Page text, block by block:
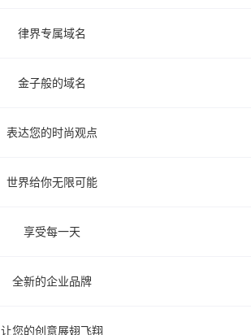
律界专属域名
金子般的域名
表达您的时尚观点
世界给你无限可能
享受每一天
全新的企业品牌
让您的创意展翅飞翔